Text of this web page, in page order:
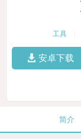
工具
安卓下载
简介